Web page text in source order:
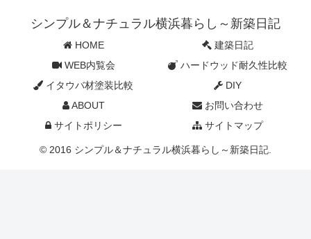
シンプル＆ナチュラル横浜暮らし～新築日記
HOME
建築日記
WEB内覧会
ハードウッド耐久性比較
イタウバ材塗装比較
DIY
ABOUT
お問い合わせ
サイトポリシー
サイトマップ
© 2016 シンプル＆ナチュラル横浜暮らし～新築日記.